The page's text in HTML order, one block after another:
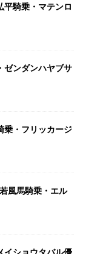
騎乗・マテンロ
ンダンハヤブサ
・フリッカージ
風馬騎乗・エル